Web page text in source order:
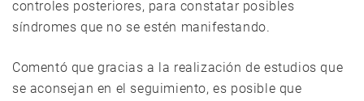
controles posteriores, para constatar posibles
síndromes que no se estén manifestando.
Comentó que gracias a la realización de estudios que
se aconsejan en el seguimiento, es posible que